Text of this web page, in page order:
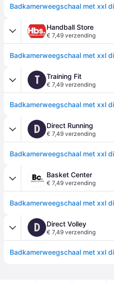
Handball Store
€ 7,49 verzending
T Training Fit
€ 7,49 verzending
D Direct Running
€ 7,49 verzending
Basket Center
€ 7,49 verzending
D Direct Volley
€ 7,49 verzending